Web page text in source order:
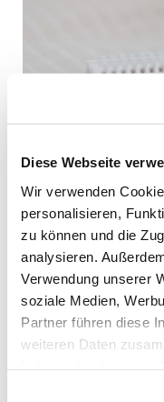
Diese Webseite
Wir verwenden
personalisieren,
zu können und die
analysieren.
Verwendung unserer
soziale Medien,
Partner führen diese
weiteren Daten
Dienstag,
10:00 Uhr
St. Pius